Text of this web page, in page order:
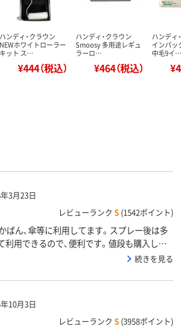
ハンディ・クラウン
NEWホワイトローラー
キット ス…
¥444（税込）
ハンディ・クラウン
Smoosy 多用途レギュ
ラーロ…
¥464（税込）
ハンディ
インパッ
中毛9イ…
3月23日
レビューランク S (1542ポイント)
ばん、傘等に利用してます。スプレー後は多
用できるので、便利です。値段も購入しや
続きを見る
10月3日
レビューランク S (3958ポイント)